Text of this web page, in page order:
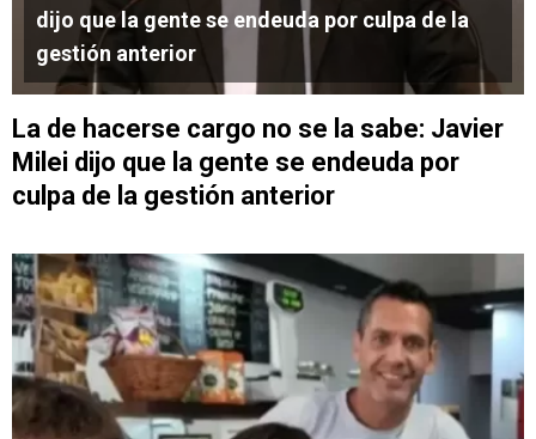
dijo que la gente se endeuda por culpa de la
gestión anterior
La de hacerse cargo no se la sabe: Javier
Milei dijo que la gente se endeuda por
culpa de la gestión anterior